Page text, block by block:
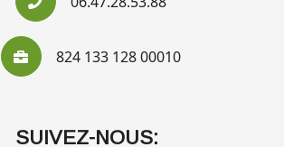
824 133 128 00010
SUIVEZ-NOUS: